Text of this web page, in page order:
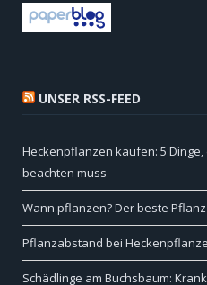
UNSER RSS-FEED
Heckenpflanzen kaufen: 5
beachten muss
Wann pflanzen? Der beste
Pflanzabstand bei
Schädlinge am Buchsbaum: